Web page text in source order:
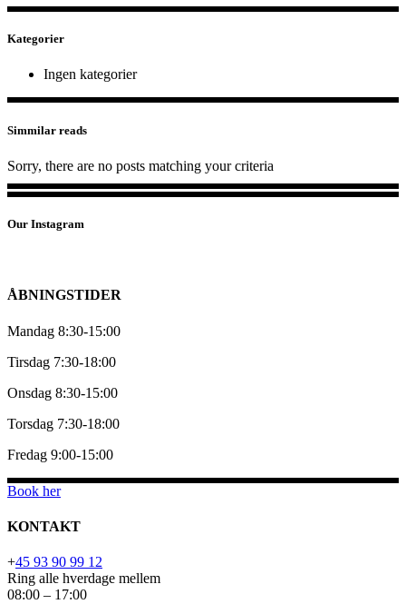
Kategorier
Ingen kategorier
Simmilar reads
Sorry, there are no posts matching your criteria
Our Instagram
ÅBNINGSTIDER
Mandag 8:30-15:00
Tirsdag 7:30-18:00
Onsdag 8:30-15:00
Torsdag 7:30-18:00
Fredag 9:00-15:00
Book her
KONTAKT
+45 93 90 99 12
Ring alle hverdage mellem
08:00 – 17:00